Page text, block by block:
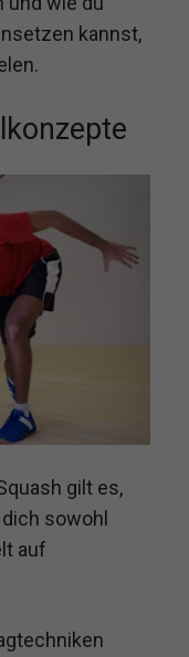
kannst,
gilt es,
sowohl
auf